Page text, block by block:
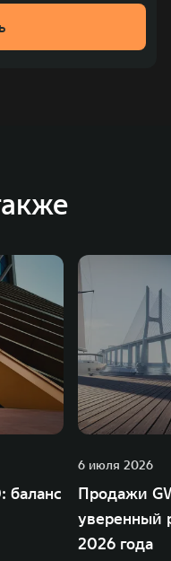
баланс
6 июля 2026
Продажи
уверенный
2026 года